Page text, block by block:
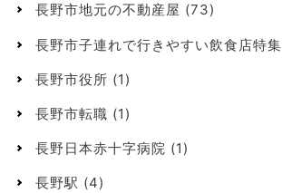
長野市地元の不動産屋 (73)
長野市子連れで行きやすい飲食店特集
長野市役所 (1)
長野市転職 (1)
長野日本赤十字病院 (1)
長野駅 (4)